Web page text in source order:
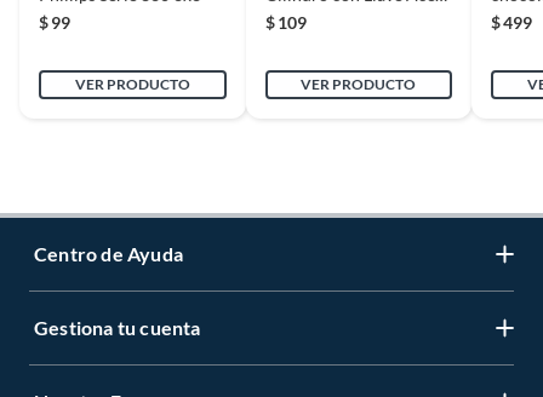
$99
VER PRODUCTO
Inox. B. Pack
$ 109
VER PRODUCTO
$499
Centro de Ayuda
Servicio al Cliente
Gestiona tu cuenta